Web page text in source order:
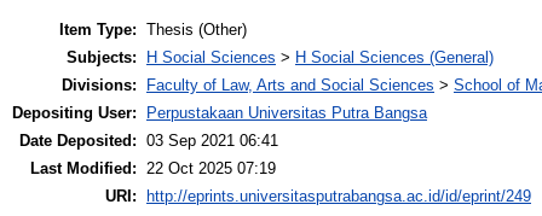
Item Type: Thesis (Other)
Subjects:
H Social Sciences > H Social Sciences (General)
Divisions:
Faculty of Law, Arts and Social Sciences > School of
Depositing User:
Perpustakaan Universitas Putra Bangsa
Date Deposited: 03 Sep 2021 06:41
Last Modified: 22 Oct 2025 07:19
URI:
http://eprints.universitasputrabangsa.ac.id/id/eprint/249